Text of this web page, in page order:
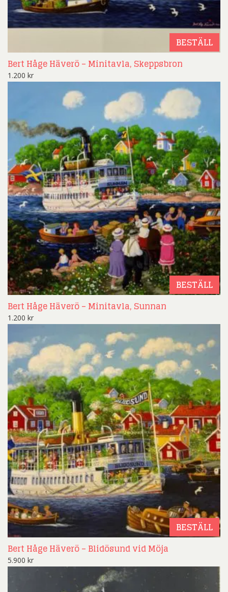
BESTÄLL
Bert Håge Häverö – Minitavla, Skeppsbron
1.200 kr
BESTÄLL
Bert Håge Häverö – Minitavla, Sunnan
1.200 kr
BESTÄLL
Bert Håge Häverö – Blidösund vid Möja
5.900 kr